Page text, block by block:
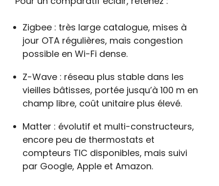
Zigbee : très large catalogue, mises à
jour OTA régulières, mais congestion
possible en Wi-Fi dense.
Z-Wave : réseau plus stable dans les
vieilles bâtisses, portée jusqu’à 100 m en
champ libre, coût unitaire plus élevé.
Matter : évolutif et multi-constructeurs,
encore peu de thermostats et
compteurs TIC disponibles, mais suivi
par Google, Apple et Amazon.